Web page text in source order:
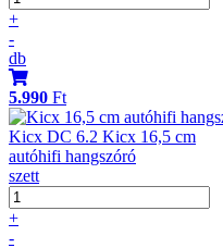
+
-
db
5.990 Ft
Kicx DC 6.2 Kicx 16,5 cm
autóhifi hangszóró
szett
+
-